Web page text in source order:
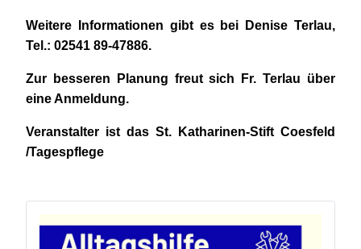
Weitere Informationen gibt es bei Denise Terlau,
Tel.: 02541 89-47886.
Zur besseren Planung freut sich Fr. Terlau über
eine Anmeldung.
Veranstalter ist das St. Katharinen-Stift Coesfeld
/Tagespflege